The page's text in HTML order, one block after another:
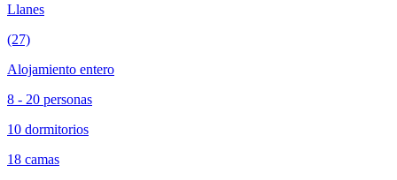
Llanes
(27)
Alojamiento entero
8 - 20 personas
10 dormitorios
18 camas